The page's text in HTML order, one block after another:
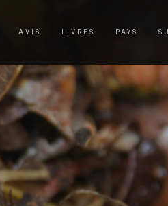
AVIS LIVRES PAYS